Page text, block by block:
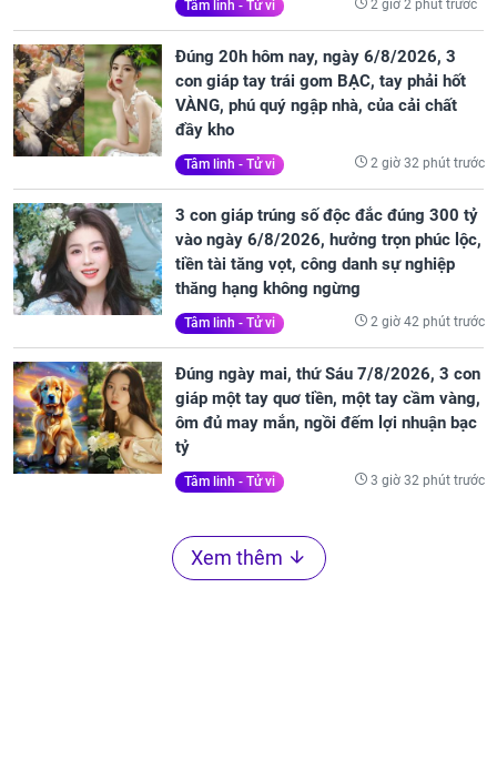
Tâm linh - Tử vi 2 giờ 2 phút trước
Đúng 20h hôm nay, ngày 6/8/2026, 3
con giáp tay trái gom BẠC, tay phải hốt
VÀNG, phú quý ngập nhà, của cải chất
đầy kho
Tâm linh - Tử vi 2 giờ 32 phút trước
3 con giáp trúng số độc đắc đúng 300 tỷ
vào ngày 6/8/2026, hưởng trọn phúc lộc,
tiền tài tăng vọt, công danh sự nghiệp
thăng hạng không ngừng
Tâm linh - Tử vi 2 giờ 42 phút trước
Đúng ngày mai, thứ Sáu 7/8/2026, 3 con
giáp một tay quơ tiền, một tay cầm vàng,
ôm đủ may mắn, ngồi đếm lợi nhuận bạc
tỷ
Tâm linh - Tử vi 3 giờ 32 phút trước
Xem thêm